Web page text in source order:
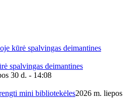
spalvingas deimantines
30 d. - 14:08
mini bibliotekėles2026 m. liepos